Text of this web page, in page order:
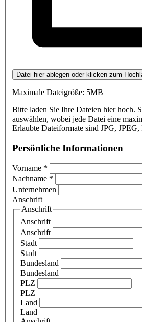
Datei hier ablegen oder klicken zum
Maximale Dateigröße: 5MB
Bitte laden Sie Ihre Dateien hier hoch.
auswählen, wobei jede Datei eine
Erlaubte Dateiformate sind JPG,
Persönliche Informationen
Vorname *
Nachname *
Unternehmen
Anschrift
Anschrift
Anschrift
Anschrift
Stadt
Stadt
Bundesland
Bundesland
PLZ
PLZ
Land
Land